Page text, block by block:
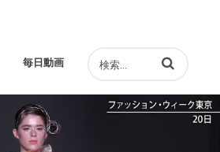
毎日動画 動画の検索語句